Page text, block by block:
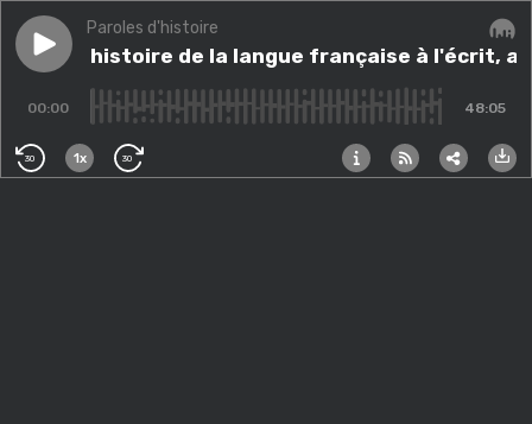
Play episode415. Une histoire de la langue française à l'écrit, avec
Paroles d'histoire
Une histoire de la langue française à l'écrit,
00:00 48:05
30 1x 30